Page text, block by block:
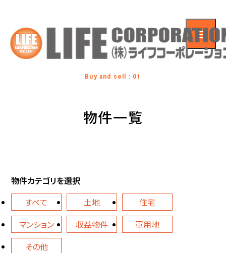
Buy and sell : 01
物件一覧
物件カテゴリを選択
すべて
土地
住宅
マンション
収益物件
軍用地
その他